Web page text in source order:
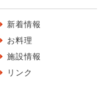
新着情報
お料理
施設情報
リンク